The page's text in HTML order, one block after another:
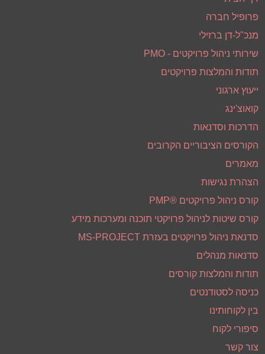
דף הבית
פרופיל חברה
מנכ"ל-דן ברזילי
שירותי ניהול פרויקטים - PMO
תודות והמלצות פרויקטים
ייעוץ ארגוני
קואוצ'ינג
הדרכות וסדנאות
הקורסים הציבוריים הקרובים
מאמרים
הצהרת נגישות
קורס ניהול פרויקטים ®PMP
קורס שיטות לניהול פרויקטי תוכנה ומערכות מידע
סדנאת ניהול פרויקטים בעזרת MS-PROJECT
סדנאות מנהלים